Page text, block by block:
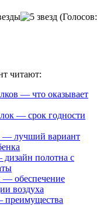
(Голосов:
читают:
— срок годности
полотна с